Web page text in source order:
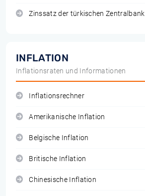
Zinssatz der türkischen Zentralbank
INFLATION
Inflationsraten und Informationen
Inflationsrechner
Amerikanische Inflation
Belgische Inflation
Britische Inflation
Chinesische Inflation